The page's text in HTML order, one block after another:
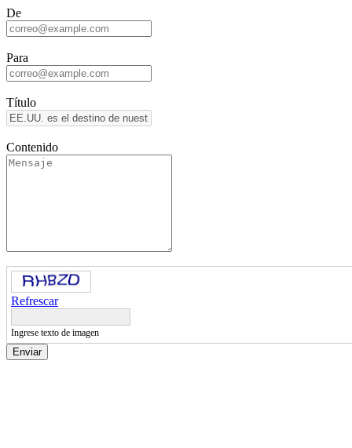
De
Para
Título
Contenido
Refrescar
Ingrese texto de imagen